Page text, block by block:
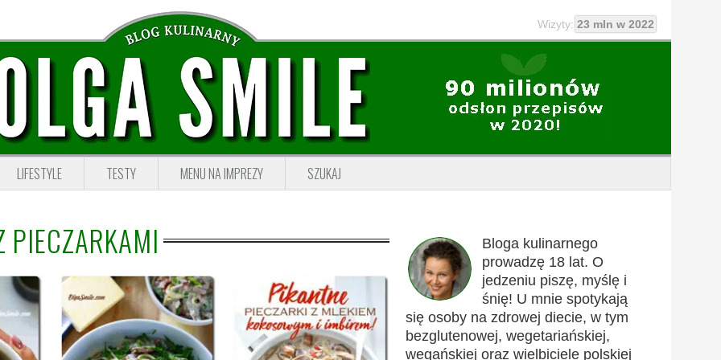
Wizyty: 23 mln w 2022
LIFESTYLE TESTY MENU NA IMPREZY SZUKAJ
PIECZARKAMI
Bloga kulinarnego
prowadzę 18 lat. O
jedzeniu piszę, myślę i
śnię! U mnie spotykają
się osoby na zdrowej diecie, w tym
bezglutenowej, wegetariańskiej,
wegańskiej oraz wielbiciele polskiej